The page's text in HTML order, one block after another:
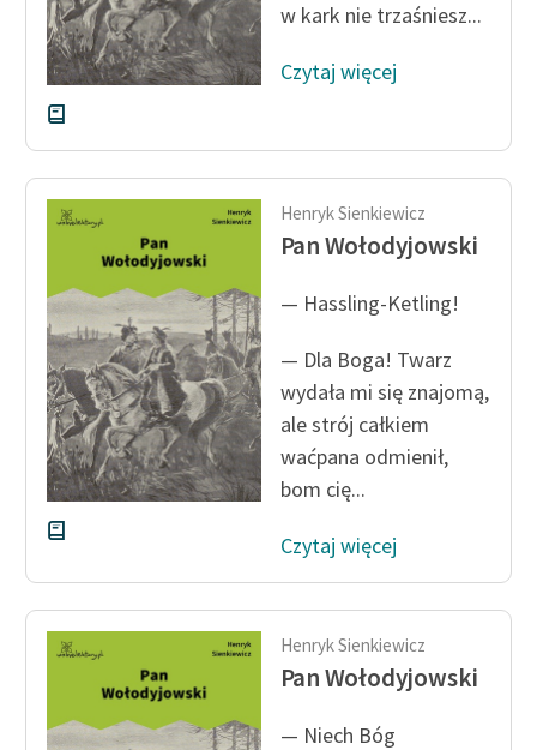
E-kolekcja lektur
szkolnych i literatury do
słuchania dla uczennic i
uczniów z
niepełnosprawnościami
Feministyczne inspiracje.
Popularyzacja
skandynawskiej literatury
feministycznej
Ręce pełne poezji
Kolekcje edukacyjne
twórców przechodzących
do domeny publicznej,
lektur szkolnych oraz
Starego Testamentu
Odkurzamy bohaterów
Lektur
Kontakt
w kark nie trzaśniesz...
Czytaj więcej
Henryk Sienkiewicz
Pan Wołodyjowski
— Hassling-Ketling!
— Dla Boga! Twarz
wydała mi się znajomą,
ale strój całkiem
waćpana odmienił,
bom cię...
Czytaj więcej
Henryk Sienkiewicz
Pan Wołodyjowski
— Niech Bóg